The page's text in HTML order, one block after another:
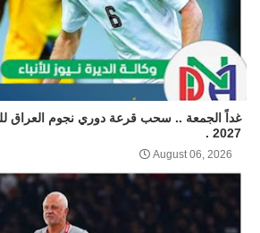
2027 .
August 06, 2026